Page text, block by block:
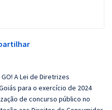
A Lei de Diretrizes
para o exercício de 2024
de concurso público no